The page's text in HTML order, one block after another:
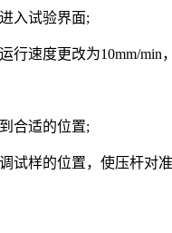
入试验界面;
速度更改为10mm/min
合适的位置;
样的位置，使压杆对